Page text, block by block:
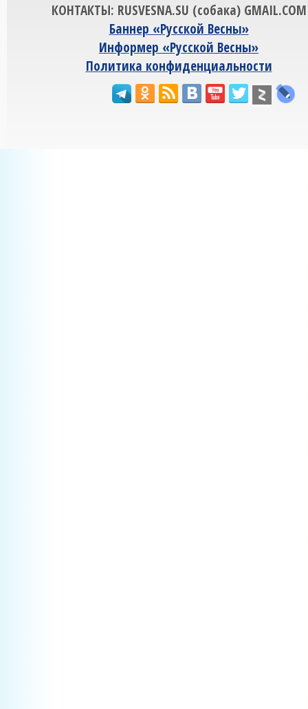
КОНТАКТЫ: RUSVESNA.SU (собака) GMAIL.COM
Баннер «Русской Весны»
Информер «Русской Весны»
Политика конфиденциальности